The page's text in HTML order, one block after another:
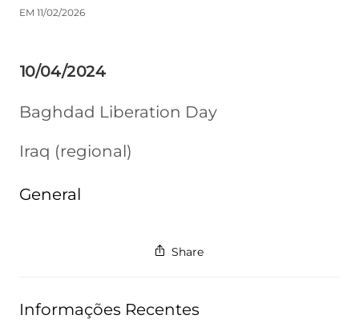
EM 11/02/2026
10/04/2024
Baghdad Liberation Day
Iraq (regional)
General
Share
Informações Recentes